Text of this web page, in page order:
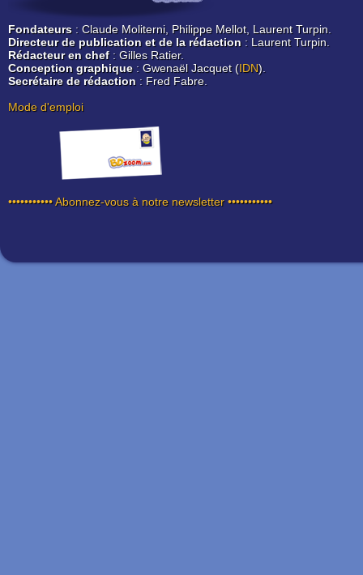
Fondateurs : Claude Moliterni, Philippe Mellot, Laurent Turpin.
Directeur de publication et de la rédaction : Laurent Turpin.
Rédacteur en chef: Gilles Ratier.
Conception graphique: Gwenaël Jacquet (IDN).
Secrétaire de rédaction : Fred Fabre.
Mode d'emploi
••••••••••• Abonnez-vous à notre newsletter •••••••••••